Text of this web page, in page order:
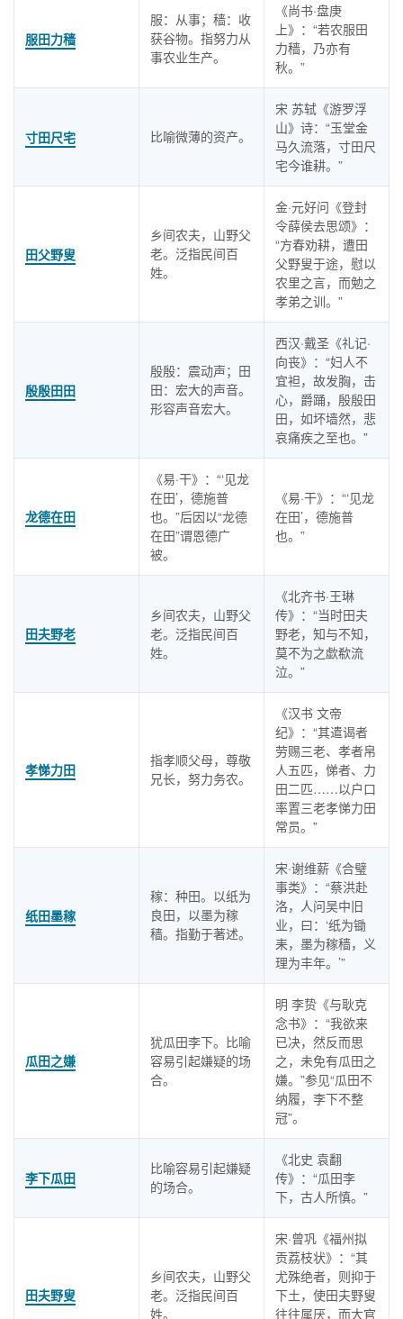
服田力穑
服：从事；穑：收
获谷物。指努力从
事农业生产。
《尚书·盘庚
上》：“若农服田
力穑，乃亦有
秋。”
寸田尺宅 比喻微薄的资产。
宋 苏轼《游罗浮
山》诗：“玉堂金
马久流落，寸田尺
宅今谁耕。”
田父野叟
乡间农夫，山野父
老。泛指民间百
姓。
金·元好问《登封
令薛侯去思颂》：
“方春劝耕，遭田
父野叟于途，慰以
农里之言，而勉之
孝弟之训。”
殷殷田田
殷殷：震动声；田
田：宏大的声音。
形容声音宏大。
西汉·戴圣《礼记·
向丧》：“妇人不
宜袒，故发胸，击
心，爵踊，殷殷田
田，如坏墙然，悲
哀痛疾之至也。”
龙德在田
《易·干》：“‘见龙
在田’，德施普
也。”后因以“龙德
在田”谓恩德广
被。
《易·干》：“‘见龙
在田’，德施普
也。”
田夫野老
乡间农夫，山野父
老。泛指民间百
姓。
《北齐书·王琳
传》：“当时田夫
野老，知与不知，
莫不为之歔欷流
泣。”
孝悌力田
指孝顺父母，尊敬
兄长，努力务农。
《汉书 文帝
纪》：“其遣谒者
劳赐三老、孝者帛
人五匹，悌者、力
田二匹……以户口
率置三老孝悌力田
常员。”
纸田墨稼
稼：种田。以纸为
良田，以墨为稼
穑。指勤于著述。
宋·谢维薪《合璧
事类》：“蔡洪赴
洛，人问吴中旧
业，曰：‘纸为锄
耒，墨为稼穑，义
理为丰年。’”
瓜田之嫌
犹瓜田李下。比喻
容易引起嫌疑的场
合。
明 李贽《与耿克
念书》：“我欲来
已决，然反而思
之，未免有瓜田之
嫌。”参见“瓜田不
纳履，李下不整
冠”。
李下瓜田
比喻容易引起嫌疑
的场合。
《北史 袁翻
传》：“瓜田李
下，古人所慎。”
田夫野叟
乡间农夫，山野父
老。泛指民间百
姓。
宋·曾巩《福州拟
贡荔枝状》：“其
尤殊绝者，则抑于
下土，使田夫野叟
往往属厌，而大官